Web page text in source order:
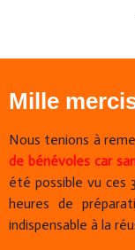
Mille
Nous tenions à
de bénévoles car
été possible vu ces
heures de
indispensable à la